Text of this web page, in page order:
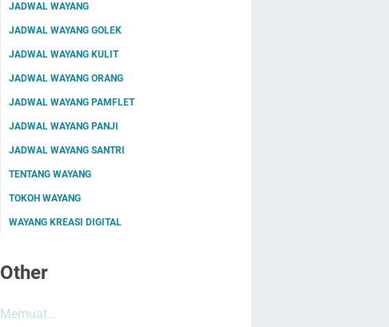
JADWAL WAYANG
JADWAL WAYANG GOLEK
JADWAL WAYANG KULIT
JADWAL WAYANG ORANG
JADWAL WAYANG PAMFLET
JADWAL WAYANG PANJI
JADWAL WAYANG SANTRI
TENTANG WAYANG
TOKOH WAYANG
WAYANG KREASI DIGITAL
Other
Memuat...